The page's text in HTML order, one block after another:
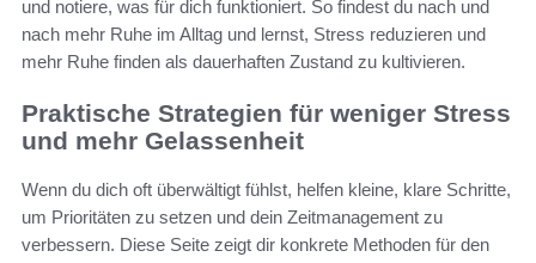
und notiere, was für dich funktioniert. So findest du nach und
nach mehr Ruhe im Alltag und lernst, Stress reduzieren und
mehr Ruhe finden als dauerhaften Zustand zu kultivieren.
Praktische Strategien für weniger Stress
und mehr Gelassenheit
Wenn du dich oft überwältigt fühlst, helfen kleine, klare Schritte,
um Prioritäten zu setzen und dein Zeitmanagement zu
verbessern. Diese Seite zeigt dir konkrete Methoden für den